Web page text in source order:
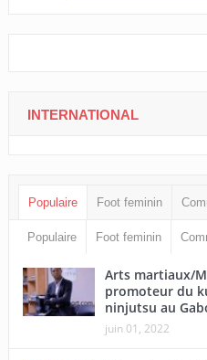
INTERNATIONAL
Populaire Foot feminin
Populaire Foot feminin
Arts martiaux/
promoteur du
ninjutsu au
juin 01, 2022